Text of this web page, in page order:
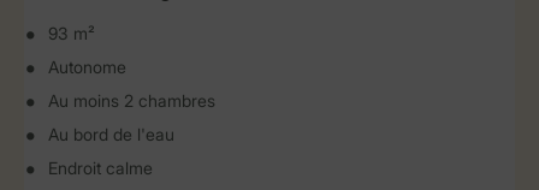
93 m²
Autonome
Au moins 2 chambres
Au bord de l'eau
Endroit calme